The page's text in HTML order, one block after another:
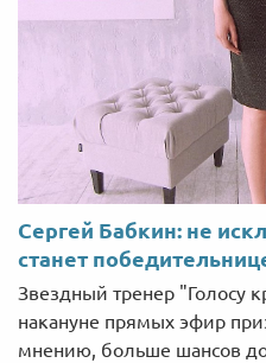
Сергей Бабкин: не
станет
Звездный тренер "Голосу
накануне прямых эфир
мнению, больше шансов